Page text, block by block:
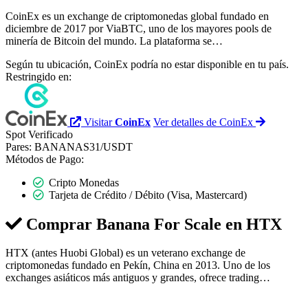
CoinEx es un exchange de criptomonedas global fundado en
diciembre de 2017 por ViaBTC, uno de los mayores pools de
minería de Bitcoin del mundo. La plataforma se…
Según tu ubicación, CoinEx podría no estar disponible en tu país.
Restringido en:
VisitarCoinEx Ver detalles de CoinEx
Spot Verificado
Pares: BANANAS31/USDT
Métodos de Pago:
Cripto Monedas
Tarjeta de Crédito / Débito (Visa, Mastercard)
Comprar Banana For Scale en HTX
HTX (antes Huobi Global) es un veterano exchange de
criptomonedas fundado en Pekín, China en 2013. Uno de los
exchanges asiáticos más antiguos y grandes, ofrece trading…